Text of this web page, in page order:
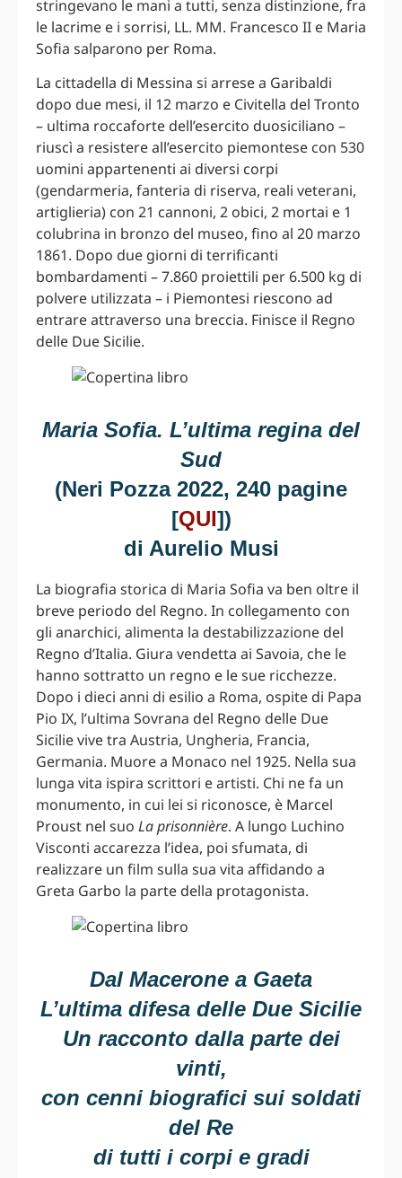
stringevano le mani a tutti, senza distinzione, fra
le lacrime e i sorrisi, LL. MM. Francesco II e Maria
Sofia salparono per Roma.
La cittadella di Messina si arrese a Garibaldi
dopo due mesi, il 12 marzo e Civitella del Tronto
– ultima roccaforte dell’esercito duosiciliano –
riuscì a resistere all’esercito piemontese con 530
uomini appartenenti ai diversi corpi
(gendarmeria, fanteria di riserva, reali veterani,
artiglieria) con 21 cannoni, 2 obici, 2 mortai e 1
colubrina in bronzo del museo, fino al 20 marzo
1861. Dopo due giorni di terrificanti
bombardamenti – 7.860 proiettili per 6.500 kg di
polvere utilizzata – i Piemontesi riescono ad
entrare attraverso una breccia. Finisce il Regno
delle Due Sicilie.
Maria Sofia. L’ultima regina del
Sud
(Neri Pozza 2022,‎ 240 pagine
[QUI])
di Aurelio Musi
La biografia storica di Maria Sofia va ben oltre il
breve periodo del Regno. In collegamento con
gli anarchici, alimenta la destabilizzazione del
Regno d’Italia. Giura vendetta ai Savoia, che le
hanno sottratto un regno e le sue ricchezze.
Dopo i dieci anni di esilio a Roma, ospite di Papa
Pio IX, l’ultima Sovrana del Regno delle Due
Sicilie vive tra Austria, Ungheria, Francia,
Germania. Muore a Monaco nel 1925. Nella sua
lunga vita ispira scrittori e artisti. Chi ne fa un
monumento, in cui lei si riconosce, è Marcel
Proust nel suo La prisonnière. A lungo Luchino
Visconti accarezza l’idea, poi sfumata, di
realizzare un film sulla sua vita affidando a
Greta Garbo la parte della protagonista.
Dal Macerone a Gaeta
L’ultima difesa delle Due Sicilie
Un racconto dalla parte dei
vinti,
con cenni biografici sui soldati
del Re
di tutti i corpi e gradi